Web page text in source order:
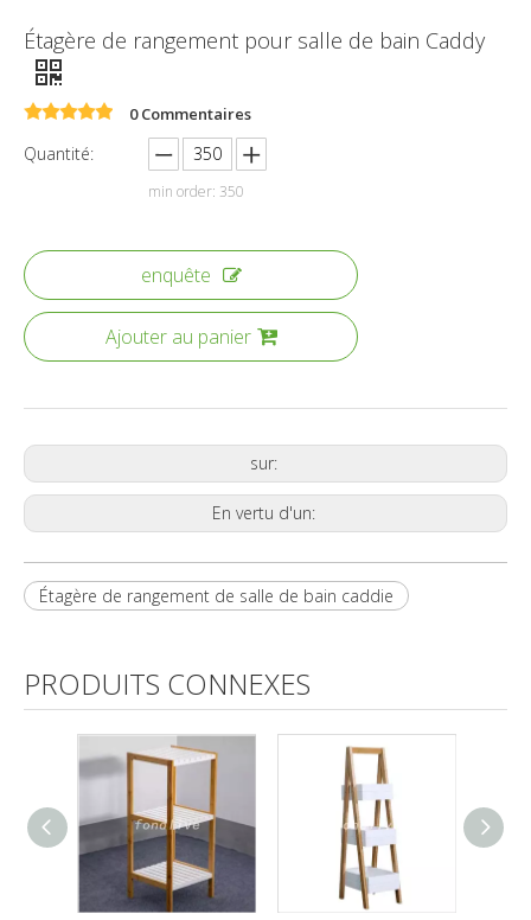
Étagère de rangement pour salle de bain Caddy
0 Commentaires
Quantité:
min order: 350
enquête
Ajouter au panier
sur:
En vertu d'un:
Étagère de rangement de salle de bain caddie
PRODUITS CONNEXES